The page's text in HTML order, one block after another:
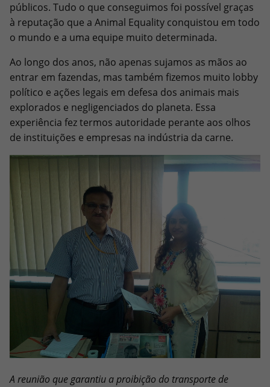
públicos. Tudo o que conseguimos foi possível graças
à reputação que a Animal Equality conquistou em todo
o mundo e a uma equipe muito determinada.
Ao longo dos anos, não apenas sujamos as mãos ao
entrar em fazendas, mas também fizemos muito lobby
político e ações legais em defesa dos animais mais
explorados e negligenciados do planeta. Essa
experiência fez termos autoridade perante aos olhos
de instituições e empresas na indústria da carne.
A reunião que garantiu a proibição do transporte de